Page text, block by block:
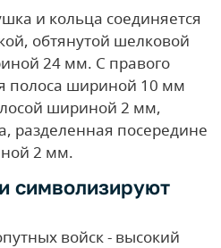
и кольца соединяется
обтянутой шелковой
24 мм. С правого
полоса шириной 10 мм
шириной 2 мм,
разделенная посередине
2 мм.
символизируют
войск - высокий